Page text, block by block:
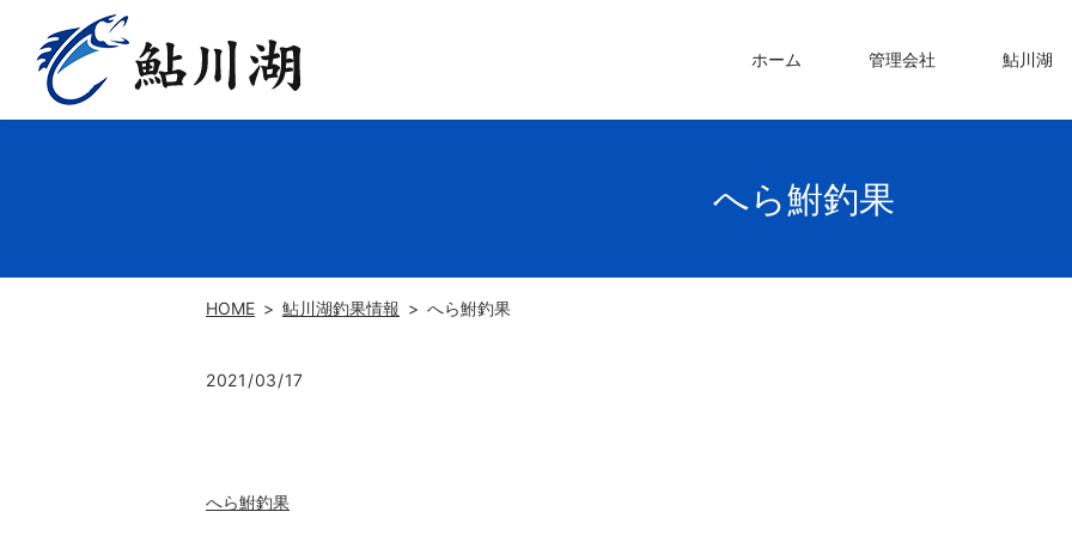
ホーム 管理会社 鮎川湖
へら鮒釣果
HOME 鮎川湖釣果情報 へら鮒釣果
2021/03/17
へら鮒釣果